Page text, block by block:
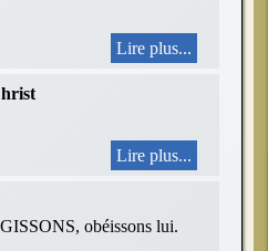
Lire plus...
Lire plus...
obéissons lui.